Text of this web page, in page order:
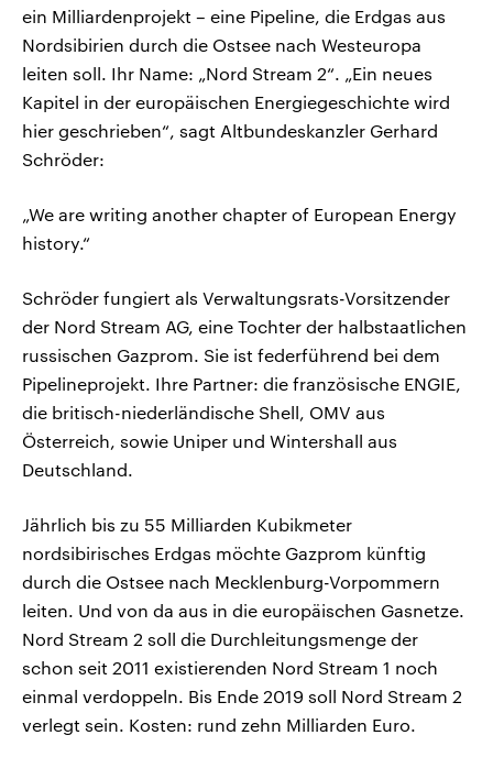
ein Milliardenprojekt – eine Pipeline, die Erdgas aus
Nordsibirien durch die Ostsee nach Westeuropa
leiten soll. Ihr Name: „Nord Stream 2“. „Ein neues
Kapitel in der europäischen Energiegeschichte wird
hier geschrieben“, sagt Altbundeskanzler Gerhard
Schröder:
„We are writing another chapter of European Energy
history.“
Schröder fungiert als Verwaltungsrats-Vorsitzender
der Nord Stream AG, eine Tochter der halbstaatlichen
russischen Gazprom. Sie ist federführend bei dem
Pipelineprojekt. Ihre Partner: die französische ENGIE,
die britisch-niederländische Shell, OMV aus
Österreich, sowie Uniper und Wintershall aus
Deutschland.
Jährlich bis zu 55 Milliarden Kubikmeter
nordsibirisches Erdgas möchte Gazprom künftig
durch die Ostsee nach Mecklenburg-Vorpommern
leiten. Und von da aus in die europäischen Gasnetze.
Nord Stream 2 soll die Durchleitungsmenge der
schon seit 2011 existierenden Nord Stream 1 noch
einmal verdoppeln. Bis Ende 2019 soll Nord Stream 2
verlegt sein. Kosten: rund zehn Milliarden Euro.